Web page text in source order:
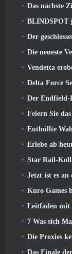
Das nächste
BLINDSPOT
Der
Die neueste Version
Vendetta erobert Talon in
Delta Force Season
Der Endfield-Patch
Feiern Sie das Luna-
Enthüllte
Erlebe ab heute den
Star Rail-
Jetzt ist es an der Zeit, die
Kuro Games
Leitfaden mit
7 Was sich
Die Proxies kehren in der
Das Finale der